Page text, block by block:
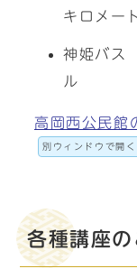
キロメー
神姫バス
ル
高岡西公民館
別ウィンドウで開く
各種講座の